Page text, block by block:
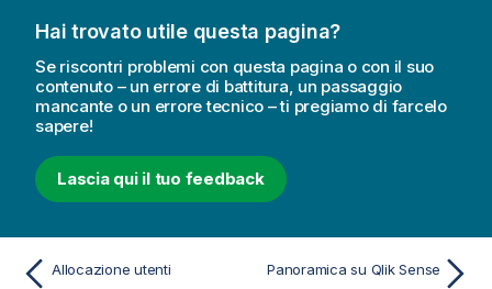
Hai trovato utile questa pagina?
Se riscontri problemi con questa pagina o con il suo
contenuto – un errore di battitura, un passaggio
mancante o un errore tecnico – ti pregiamo di farcelo
sapere!
Lascia qui il tuo feedback
Allocazione utenti Panoramica su Qlik Sense